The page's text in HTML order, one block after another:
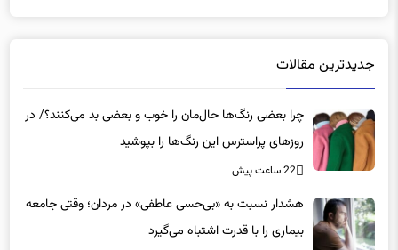
جدیدترین مقالات
چرا بعضی رنگ‌ها حال‌مان را خوب و بعضی بد می‌کنند؟/ در
روزهای پراسترس این رنگ‌ها را بپوشید
22 ساعت پیش
هشدار نسبت به «بی‌حسی عاطفی» در مردان؛ وقتی جامعه
بیماری را با قدرت اشتباه می‌گیرد